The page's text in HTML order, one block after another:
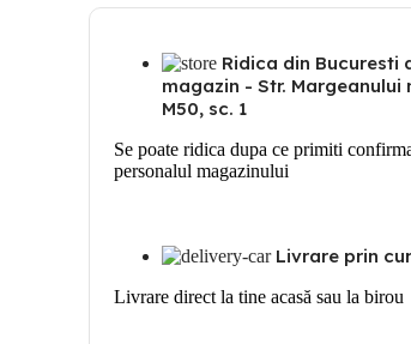
Ridica din Bucuresti
magazin - Str. Margeanului
M50, sc. 1
Se poate ridica dupa ce primiti
personalul magazinului
Livrare prin
Livrare direct la tine acasă sau la birou